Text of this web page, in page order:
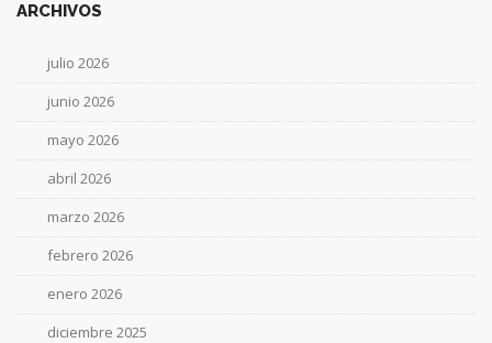
ARCHIVOS
julio 2026
junio 2026
mayo 2026
abril 2026
marzo 2026
febrero 2026
enero 2026
diciembre 2025